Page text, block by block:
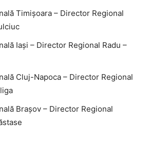
Timişoara – Director Regional
Iaşi – Director Regional Radu –
Cluj-Napoca – Director Regional
Braşov – Director Regional